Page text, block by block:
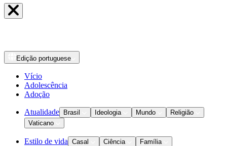
Edição portuguese
Vício
Adolescência
Adoção
Atualidade Brasil Ideologia Mundo
Religião
Vaticano
Estilo de vida Casal Ciência
Família